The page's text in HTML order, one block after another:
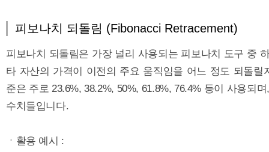
피보나치 되돌림 (Fibonacci Retracement)
피보나치 되돌림은 가장 널리 사용되는 피보나치 도구 중
타 자산의 가격이 이전의 주요 움직임을 어느 정도 되돌
준은 주로 23.6%, 38.2%, 50%, 61.8%, 76.4% 등이 사용되
수치들입니다.
ㆍ활용 예시 :